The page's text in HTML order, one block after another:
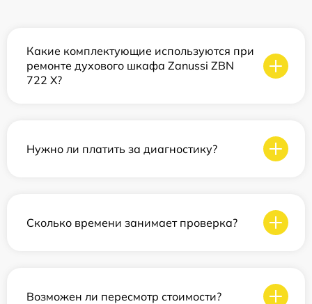
Какие комплектующие используются при
ремонте духового шкафа Zanussi ZBN
722 X?
Нужно ли платить за диагностику?
Сколько времени занимает проверка?
Возможен ли пересмотр стоимости?